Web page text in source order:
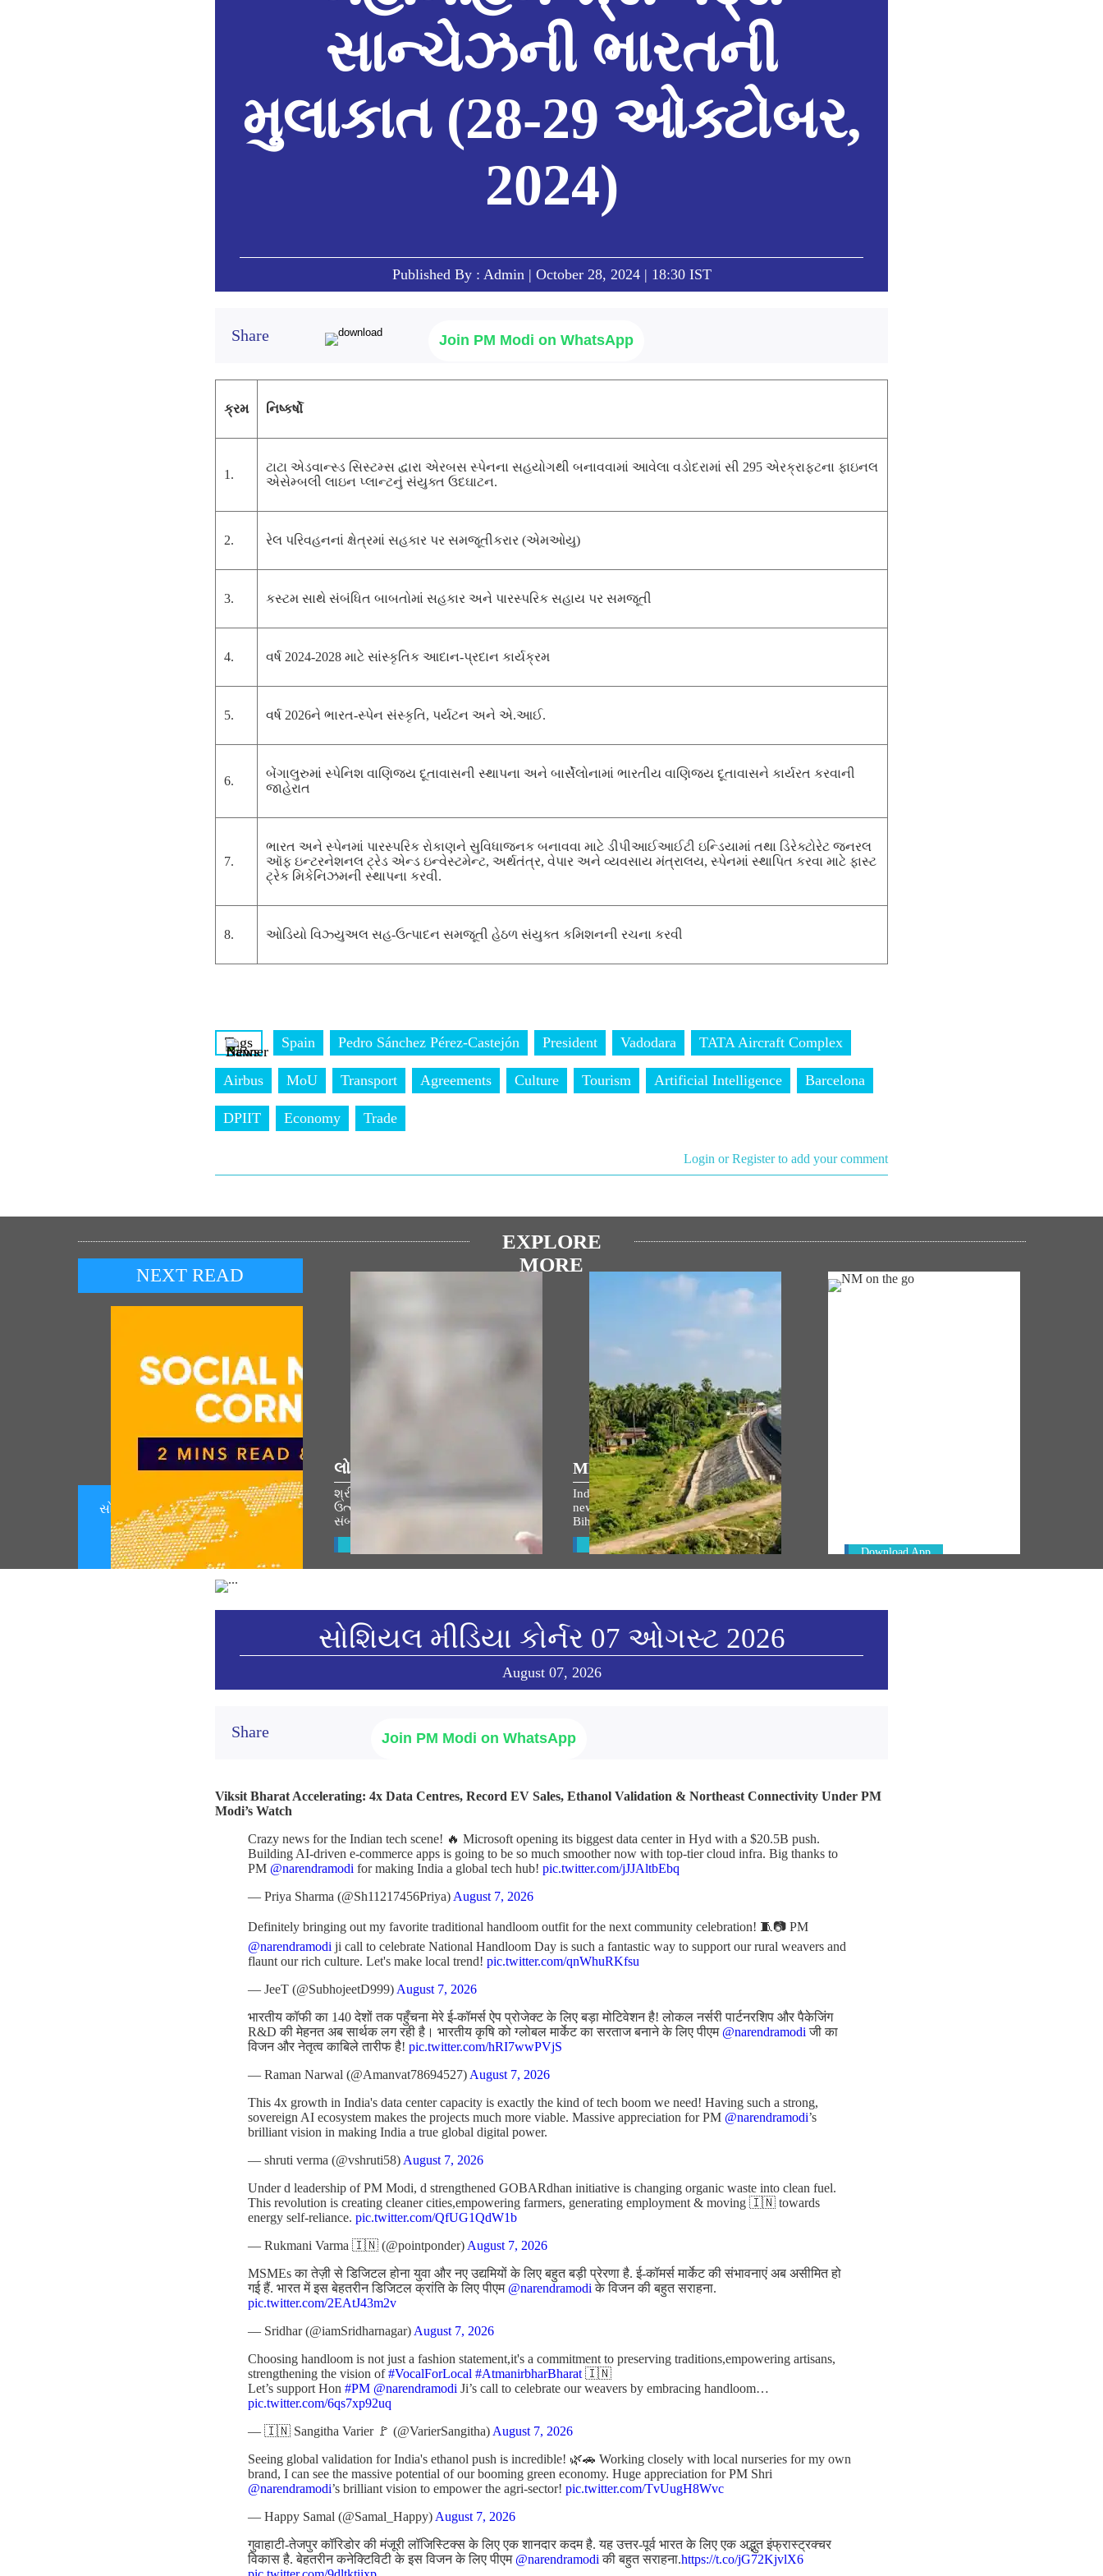
સાન્ચેઝની ભારતની
મુલાકાત (28-29 ઓક્ટોબર,
2024)
Published By : Admin | October 28, 2024 | 18:30 IST
Share Join PM Modi on WhatsApp
ક્રમ નિષ્કર્ષો
1.
ટાટા એડવાન્સ્ડ સિસ્ટમ્સ દ્વારા એરબસ સ્પેનના સહયોગથી બનાવવામાં આવેલા વડોદરામાં સી 295 એરક્રાફ્ટના ફાઇનલ
એસેમ્બલી લાઇન પ્લાન્ટનું સંયુક્ત ઉદઘાટન.
2. રેલ પરિવહનનાં ક્ષેત્રમાં સહકાર પર સમજૂતીકરાર (એમઓયુ)
3. કસ્ટમ સાથે સંબંધિત બાબતોમાં સહકાર અને પારસ્પરિક સહાય પર સમજૂતી
4. વર્ષ 2024-2028 માટે સાંસ્કૃતિક આદાન-પ્રદાન કાર્યક્રમ
5. વર્ષ 2026ને ભારત-સ્પેન સંસ્કૃતિ, પર્યટન અને એ.આઈ.
6.
બેંગાલુરુમાં સ્પેનિશ વાણિજ્ય દૂતાવાસની સ્થાપના અને બાર્સેલોનામાં ભારતીય વાણિજ્ય દૂતાવાસને કાર્યરત કરવાની
જાહેરાત
7.
ભારત અને સ્પેનમાં પારસ્પરિક રોકાણને સુવિધાજનક બનાવવા માટે ડીપીઆઈઆઈટી ઇન્ડિયામાં તથા ડિરેક્ટોરેટ જનરલ
ઑફ ઇન્ટરનેશનલ ટ્રેડ એન્ડ ઇન્વેસ્ટમેન્ટ, અર્થતંત્ર, વેપાર અને વ્યવસાય મંત્રાલય, સ્પેનમાં સ્થાપિત કરવા માટે ફાસ્ટ
ટ્રેક મિકેનિઝમની સ્થાપના કરવી.
8. ઓડિયો વિઝ્યુઅલ સહ-ઉત્પાદન સમજૂતી હેઠળ સંયુક્ત કમિશનની રચના કરવી
Tags Spain Pedro Sánchez Pérez-Castejón President Vadodara TATA Aircraft Complex
Airbus MoU Transport Agreements Culture Tourism Artificial Intelligence Barcelona
DPIIT Economy Trade
Login or Register to add your comment
EXPLORE
MORE
NEXT READ
સોશિયલ મીડિયા કોર્નર 07 ઓગસ્ટ
2026 (August 07, 2026)
લોકપ્રિય ભાષણો
શ્રી રામ જન્મભૂમિ મંદિર ધ્વજારોહણ
ઉત્સવ દરમિયાન પ્રધાનમંત્રીના
સંબોધનનો મૂળપાઠ
MEDIA COVERAGE
Indian Railways takes up 764 km of
new lines to boost connectivity in
Bihar’s Seemanchal region
View All
Download App
સોશિયલ મીડિયા કોર્નર 07 ઓગસ્ટ 2026
August 07, 2026
Share Join PM Modi on WhatsApp
Viksit Bharat Accelerating: 4x Data Centres, Record EV Sales, Ethanol Validation & Northeast Connectivity Under PM
Modi’s Watch
Crazy news for the Indian tech scene! 🔥 Microsoft opening its biggest data center in Hyd with a $20.5B push.
Building AI-driven e-commerce apps is going to be so much smoother now with top-tier cloud infra. Big thanks to
PM @narendramodi for making India a global tech hub! pic.twitter.com/jJJAltbEbq
— Priya Sharma (@Sh11217456Priya) August 7, 2026
Definitely bringing out my favorite traditional handloom outfit for the next community celebration! 🧵📷 PM
@narendramodi ji call to celebrate National Handloom Day is such a fantastic way to support our rural weavers and
flaunt our rich culture. Let's make local trend! pic.twitter.com/qnWhuRKfsu
— JeeT (@SubhojeetD999) August 7, 2026
भारतीय कॉफी का 140 देशों तक पहुँचना मेरे ई-कॉमर्स ऐप प्रोजेक्ट के लिए बड़ा मोटिवेशन है! लोकल नर्सरी पार्टनरशिप और पैकेजिंग
R&D की मेहनत अब सार्थक लग रही है। भारतीय कृषि को ग्लोबल मार्केट का सरताज बनाने के लिए पीएम @narendramodi जी का
विजन और नेतृत्व काबिले तारीफ है! pic.twitter.com/hRI7wwPVjS
— Raman Narwal (@Amanvat78694527) August 7, 2026
This 4x growth in India's data center capacity is exactly the kind of tech boom we need! Having such a strong,
sovereign AI ecosystem makes the projects much more viable. Massive appreciation for PM @narendramodi’s
brilliant vision in making India a true global digital power.
— shruti verma (@vshruti58) August 7, 2026
Under d leadership of PM Modi, d strengthened GOBARdhan initiative is changing organic waste into clean fuel.
This revolution is creating cleaner cities,empowering farmers, generating employment & moving 🇮🇳 towards
energy self-reliance. pic.twitter.com/QfUG1QdW1b
— Rukmani Varma 🇮🇳 (@pointponder) August 7, 2026
MSMEs का तेज़ी से डिजिटल होना युवा और नए उद्यमियों के लिए बहुत बड़ी प्रेरणा है. ई-कॉमर्स मार्केट की संभावनाएं अब असीमित हो
गई हैं. भारत में इस बेहतरीन डिजिटल क्रांति के लिए पीएम @narendramodi के विजन की बहुत सराहना.
pic.twitter.com/2EAtJ43m2v
— Sridhar (@iamSridharnagar) August 7, 2026
Choosing handloom is not just a fashion statement,it's a commitment to preserving traditions,empowering artisans,
strengthening the vision of#VocalForLocal #AtmanirbharBharat 🇮🇳
Let’s support Hon #PM @narendramodi Ji’s call to celebrate our weavers by embracing handloom…
pic.twitter.com/6qs7xp92uq
— 🇮🇳 Sangitha Varier 🚩 (@VarierSangitha) August 7, 2026
Seeing global validation for India's ethanol push is incredible! 🌿🚗 Working closely with local nurseries for my own
brand, I can see the massive potential of our booming green economy. Huge appreciation for PM Shri
@narendramodi’s brilliant vision to empower the agri-sector! pic.twitter.com/TvUugH8Wvc
— Happy Samal (@Samal_Happy) August 7, 2026
गुवाहाटी-तेजपुर कॉरिडोर की मंजूरी लॉजिस्टिक्स के लिए एक शानदार कदम है. यह उत्तर-पूर्व भारत के लिए एक अद्भुत इंफ्रास्ट्रक्चर
विकास है. बेहतरीन कनेक्टिविटी के इस विजन के लिए पीएम @narendramodi की बहुत सराहना.https://t.co/jG72KjvlX6